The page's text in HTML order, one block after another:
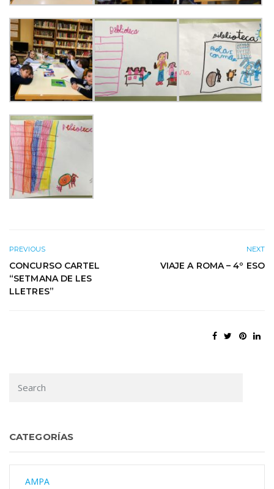
PREVIOUS
CONCURSO CARTEL
“SETMANA DE LES
LLETRES”
NEXT
VIAJE A ROMA – 4º ESO
CATEGORÍAS
AMPA